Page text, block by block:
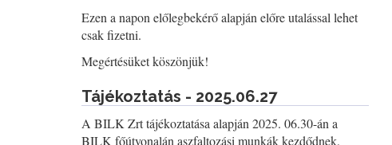
Ezen a napon előlegbekérő alapján előre utalással lehet
csak fizetni.
Megértésüket köszönjük!
Tájékoztatás - 2025.06.27
A BILK Zrt tájékoztatása alapján 2025. 06.30-án a
BILK főútvonalán aszfaltozási munkák kezdődnek,